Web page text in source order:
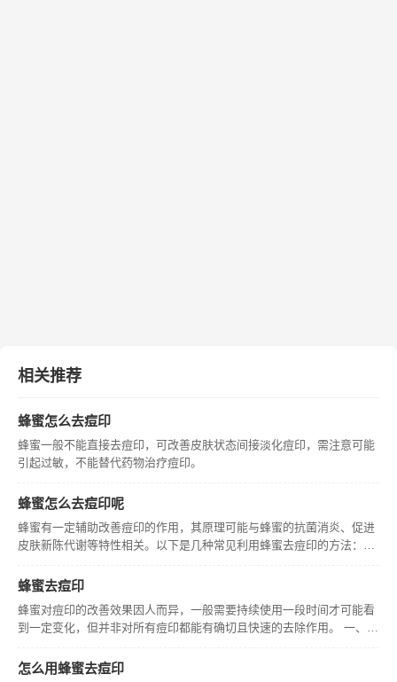
相关推荐
蜂蜜怎么去痘印
蜂蜜一般不能直接去痘印，可改善皮肤状态间接淡化痘印，需注意可能
引起过敏，不能替代药物治疗痘印。
蜂蜜怎么去痘印呢
蜂蜜有一定辅助改善痘印的作用，其原理可能与蜂蜜的抗菌消炎、促进
皮肤新陈代谢等特性相关。以下是几种常见利用蜂蜜去痘印的方法：
让皮肤充分吸收。蜂蜜中的一些成分能在一定程度上抑制炎症，帮助减
蜂蜜去痘印
蜂蜜对痘印的改善效果因人而异，一般需要持续使用一段时间才可能看
到一定变化，但并非对所有痘印都能有确切且快速的去除作用。 一、蜂
一些成分可能有一定的抗炎舒缓作用，在一定程度上可能帮助减轻局部
怎么用蜂蜜去痘印